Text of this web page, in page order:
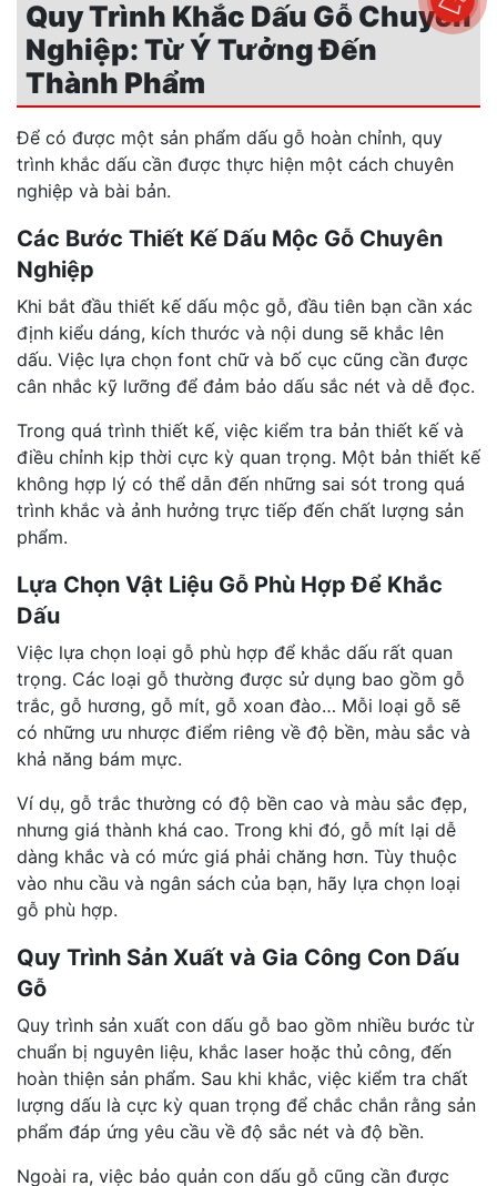
Quy Trình Khắc Dấu Gỗ Chuyên
Nghiệp: Từ Ý Tưởng Đến
Thành Phẩm
Để có được một sản phẩm dấu gỗ hoàn chỉnh, quy
trình khắc dấu cần được thực hiện một cách chuyên
nghiệp và bài bản.
Các Bước Thiết Kế Dấu Mộc Gỗ Chuyên
Nghiệp
Khi bắt đầu thiết kế dấu mộc gỗ, đầu tiên bạn cần xác
định kiểu dáng, kích thước và nội dung sẽ khắc lên
dấu. Việc lựa chọn font chữ và bố cục cũng cần được
cân nhắc kỹ lưỡng để đảm bảo dấu sắc nét và dễ đọc.
Trong quá trình thiết kế, việc kiểm tra bản thiết kế và
điều chỉnh kịp thời cực kỳ quan trọng. Một bản thiết kế
không hợp lý có thể dẫn đến những sai sót trong quá
trình khắc và ảnh hưởng trực tiếp đến chất lượng sản
phẩm.
Lựa Chọn Vật Liệu Gỗ Phù Hợp Để Khắc
Dấu
Việc lựa chọn loại gỗ phù hợp để khắc dấu rất quan
trọng. Các loại gỗ thường được sử dụng bao gồm gỗ
trắc, gỗ hương, gỗ mít, gỗ xoan đào… Mỗi loại gỗ sẽ
có những ưu nhược điểm riêng về độ bền, màu sắc và
khả năng bám mực.
Ví dụ, gỗ trắc thường có độ bền cao và màu sắc đẹp,
nhưng giá thành khá cao. Trong khi đó, gỗ mít lại dễ
dàng khắc và có mức giá phải chăng hơn. Tùy thuộc
vào nhu cầu và ngân sách của bạn, hãy lựa chọn loại
gỗ phù hợp.
Quy Trình Sản Xuất và Gia Công Con Dấu
Gỗ
Quy trình sản xuất con dấu gỗ bao gồm nhiều bước từ
chuẩn bị nguyên liệu, khắc laser hoặc thủ công, đến
hoàn thiện sản phẩm. Sau khi khắc, việc kiểm tra chất
lượng dấu là cực kỳ quan trọng để chắc chắn rằng sản
phẩm đáp ứng yêu cầu về độ sắc nét và độ bền.
Ngoài ra, việc bảo quản con dấu gỗ cũng cần được